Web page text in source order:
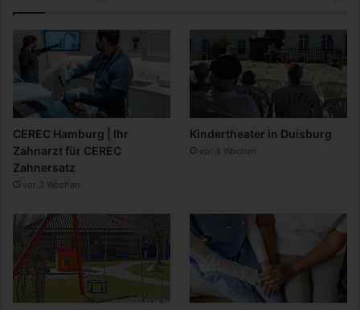
CEREC Hamburg | Ihr
Zahnarzt für CEREC
Zahnersatz
vor 3 Wochen
Kindertheater in Duisburg
vor 4 Wochen